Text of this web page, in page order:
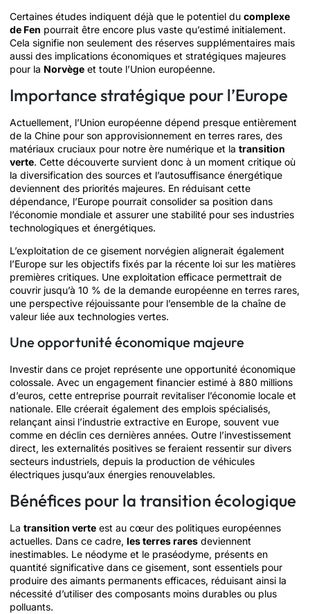
Certaines études indiquent déjà que le potentiel du complexe
de Fen pourrait être encore plus vaste qu’estimé initialement.
Cela signifie non seulement des réserves supplémentaires mais
aussi des implications économiques et stratégiques majeures
pour la Norvège et toute l’Union européenne.
Importance stratégique pour l’Europe
Actuellement, l’Union européenne dépend presque entièrement
de la Chine pour son approvisionnement en terres rares, des
matériaux cruciaux pour notre ère numérique et la transition
verte. Cette découverte survient donc à un moment critique où
la diversification des sources et l’autosuffisance énergétique
deviennent des priorités majeures. En réduisant cette
dépendance, l’Europe pourrait consolider sa position dans
l’économie mondiale et assurer une stabilité pour ses industries
technologiques et énergétiques.
L’exploitation de ce gisement norvégien alignerait également
l’Europe sur les objectifs fixés par la récente loi sur les matières
premières critiques. Une exploitation efficace permettrait de
couvrir jusqu’à 10 % de la demande européenne en terres rares,
une perspective réjouissante pour l’ensemble de la chaîne de
valeur liée aux technologies vertes.
Une opportunité économique majeure
Investir dans ce projet représente une opportunité économique
colossale. Avec un engagement financier estimé à 880 millions
d’euros, cette entreprise pourrait revitaliser l’économie locale et
nationale. Elle créerait également des emplois spécialisés,
relançant ainsi l’industrie extractive en Europe, souvent vue
comme en déclin ces dernières années. Outre l’investissement
direct, les externalités positives se feraient ressentir sur divers
secteurs industriels, depuis la production de véhicules
électriques jusqu’aux énergies renouvelables.
Bénéfices pour la transition écologique
La transition verte est au cœur des politiques européennes
actuelles. Dans ce cadre, les terres rares deviennent
inestimables. Le néodyme et le praséodyme, présents en
quantité significative dans ce gisement, sont essentiels pour
produire des aimants permanents efficaces, réduisant ainsi la
nécessité d’utiliser des composants moins durables ou plus
polluants.